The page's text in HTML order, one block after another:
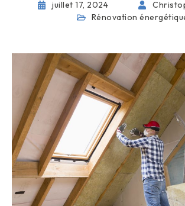
juillet 17, 2024
Rénovation